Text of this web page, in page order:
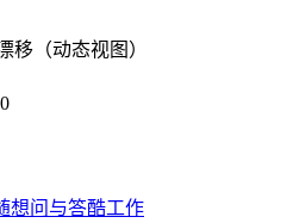
移（动态视图）
0
想问与答酷工作